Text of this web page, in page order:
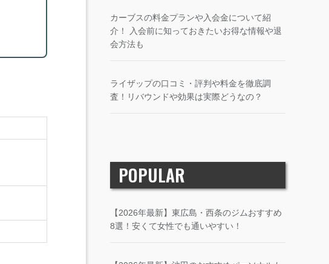
カーブスの料金プランや入会金について紹
介！ 入会前に知っておきたいお得な情報や退
会方法も
ライザップの口コミ・評判や料金を徹底調
査！リバウンドや効果は実際どうなの？
POPULAR
【2026年最新】東広島・西条のジムおすすめ
8選！安くて女性でも通いやすい！